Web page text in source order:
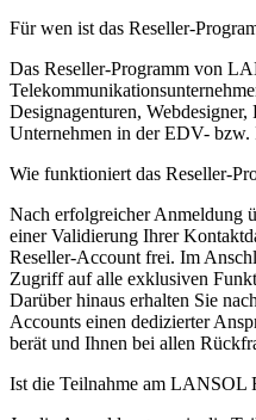
Für wen ist das Reseller-
Das Reseller-Programm von
Designagenturen,
Unternehmen in der EDV- bzw.
Wie funktioniert das Reseller-
Nach erfolgreicher Anmeldung
einer Validierung Ihrer
Reseller-Account frei. Im
Zugriff auf alle exklusiven
Darüber hinaus erhalten Sie
Accounts einen dedizierter
berät und Ihnen bei allen
Ist die Teilnahme am LANSOL